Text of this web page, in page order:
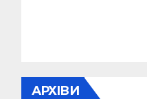
АРХІВИ